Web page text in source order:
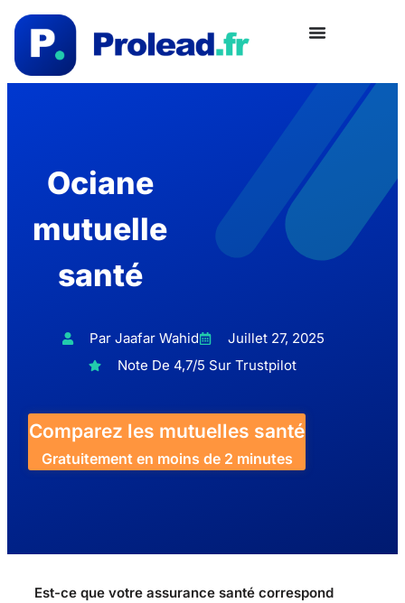
Ociane
mutuelle
santé
Par Jaafar Wahid
Juillet 27, 2025
Note De 4,7/5 Sur Trustpilot
Comparez les mutuelles santé
Gratuitement en moins de 2 minutes
Est-ce que votre assurance santé correspond